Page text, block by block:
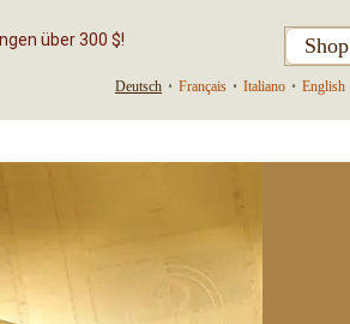
über 300 $! Shop
Deutsch • Français • Italiano • English